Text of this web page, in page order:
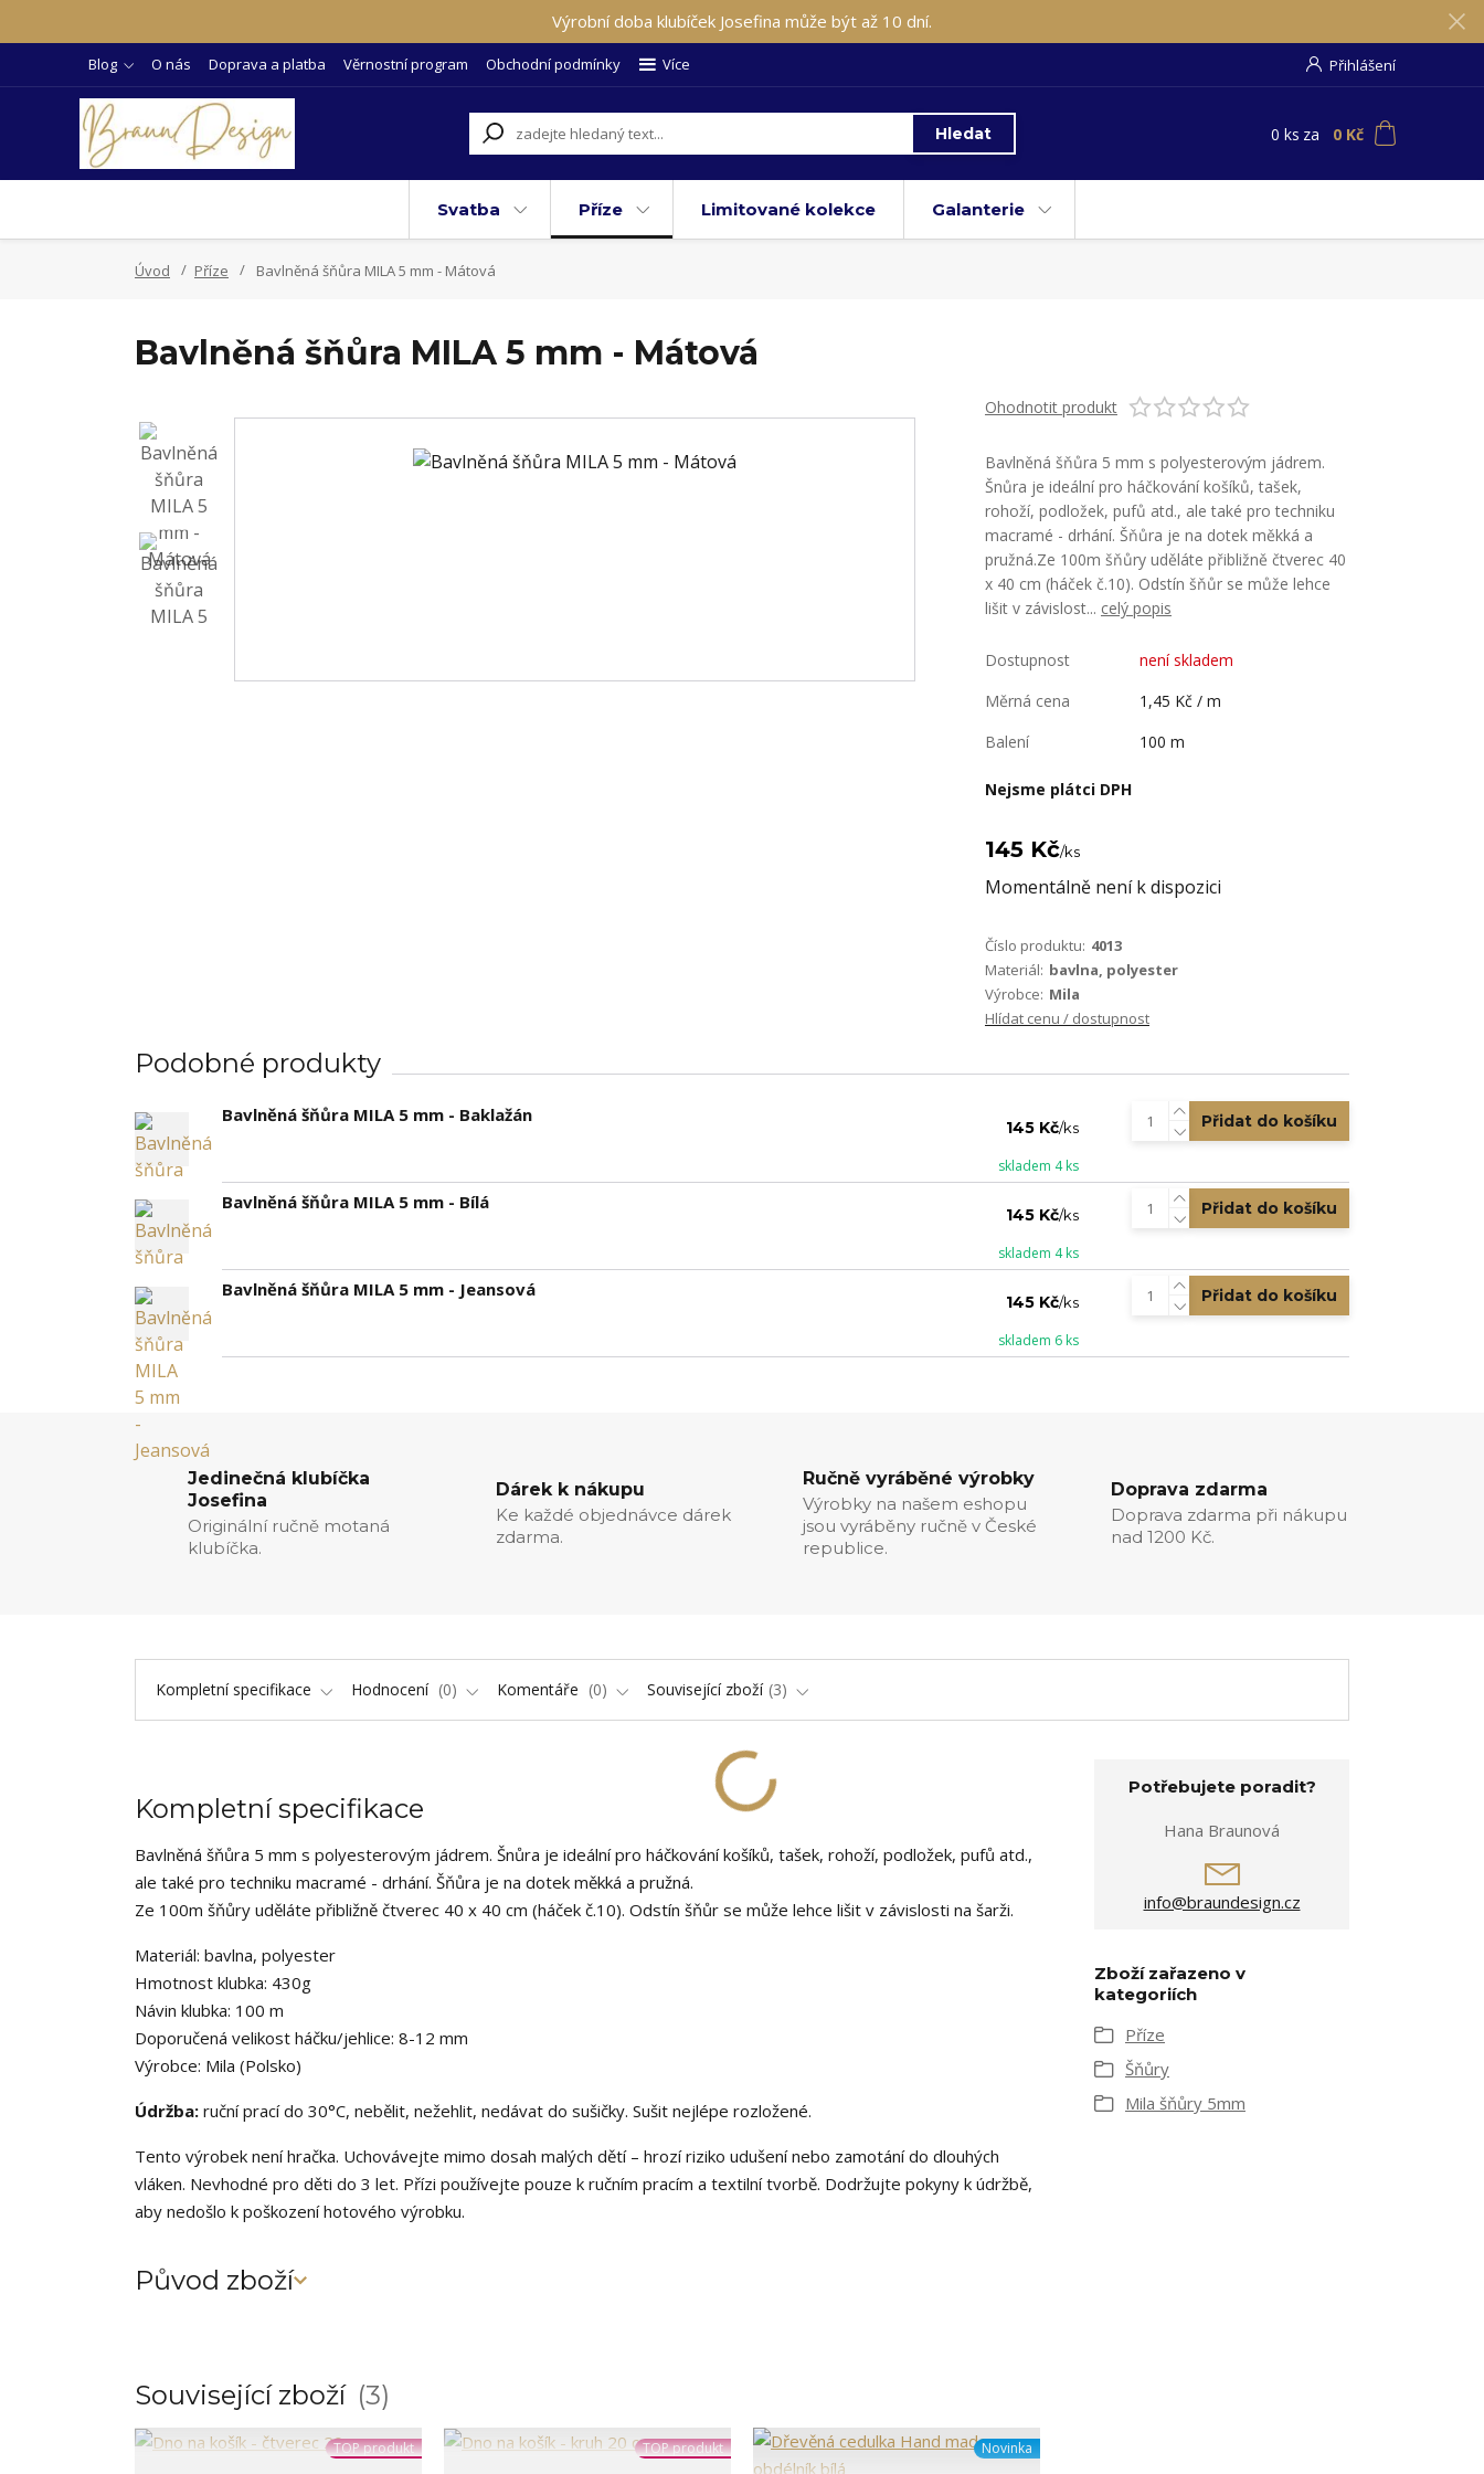
Výrobní doba klubíček Josefina může být až 10 dní.
Blog O nás Doprava a platba Věrnostní program Obchodní podmínky Více Přihlášení
Hledat 0 ks za 0 Kč
Svatba Příze Limitované kolekce Galanterie
Úvod Příze Bavlněná šňůra MILA 5 mm - Mátová
Bavlněná šňůra MILA 5 mm - Mátová
Ohodnotit produkt
Bavlněná šňůra 5 mm s polyesterovým jádrem.
Šnůra je ideální pro háčkování košíků, tašek,
rohoží, podložek, pufů atd., ale také pro techniku
macramé - drhání. Šňůra je na dotek měkká a
pružná.Ze 100m šňůry uděláte přibližně čtverec 40
x 40 cm (háček č.10). Odstín šňůr se může lehce
lišit v závislost... celý popis
Dostupnost
není skladem
Měrná cena
1,45 Kč / m
Balení
100 m
Nejsme plátci DPH
145 Kč/ks
Momentálně není k dispozici
Číslo produktu: 4013
Materiál: bavlna, polyester
Výrobce: Mila
Hlídat cenu / dostupnost
Podobné produkty
Bavlněná šňůra MILA 5 mm - Baklažán
145 Kč/ks
skladem 4 ks
Přidat do košíku
Bavlněná šňůra MILA 5 mm - Bílá
145 Kč/ks
skladem 4 ks
Přidat do košíku
Bavlněná šňůra MILA 5 mm - Jeansová
145 Kč/ks
skladem 6 ks
Přidat do košíku
Jedinečná klubíčka
Josefina
Originální ručně motaná
klubíčka.
Dárek k nákupu
Ke každé objednávce dárek
zdarma.
Ručně vyráběné výrobky
Výrobky na našem eshopu
jsou vyráběny ručně v České
republice.
Doprava zdarma
Doprava zdarma při nákupu
nad 1200 Kč.
Kompletní specifikace Hodnocení 0 Komentáře 0 Související zboží 3
Kompletní specifikace
Bavlněná šňůra 5 mm s polyesterovým jádrem. Šnůra je ideální pro háčkování košíků, tašek, rohoží, podložek, pufů atd.,
ale také pro techniku macramé - drhání. Šňůra je na dotek měkká a pružná.
Ze 100m šňůry uděláte přibližně čtverec 40 x 40 cm (háček č.10). Odstín šňůr se může lehce lišit v závislosti na šarži.
Materiál: bavlna, polyester
Hmotnost klubka: 430g
Návin klubka: 100 m
Doporučená velikost háčku/jehlice: 8-12 mm
Výrobce: Mila (Polsko)
Údržba: ruční prací do 30°C, nebělit, nežehlit, nedávat do sušičky. Sušit nejlépe rozložené.
Tento výrobek není hračka. Uchovávejte mimo dosah malých dětí – hrozí riziko udušení nebo zamotání do dlouhých
vláken. Nevhodné pro děti do 3 let. Přízi používejte pouze k ručním pracím a textilní tvorbě. Dodržujte pokyny k údržbě,
aby nedošlo k poškození hotového výrobku.
Původ zboží
Potřebujete poradit?
Hana Braunová
info@braundesign.cz
Zboží zařazeno v
kategoriích
Příze
Šňůry
Mila šňůry 5mm
Související zboží 3
TOP produkt TOP produkt Novinka